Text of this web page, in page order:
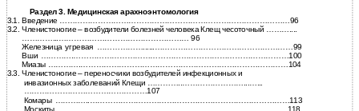
Раздел 3. Медицинская арахноэнтомология
3.1. Введение ………………………………………………………………………………96
3.2. Членистоногие – возбудители болезней человека Клещ чесоточный ………....
…………...…………………………………………… 96
Железница угревая ………………......………………………………………………99
Вши ………….…………………………………………………………………………100
Миазы ………….………………………………………………………………………104
3.3. Членистоногие – переносчики возбудителей инфекционных и
инвазионных заболеваний Клещи …………..……………………...…...
…………………………………………107
Комары …………..……………………………………………………………………113
Москиты…………..…………………………………………………………………...118